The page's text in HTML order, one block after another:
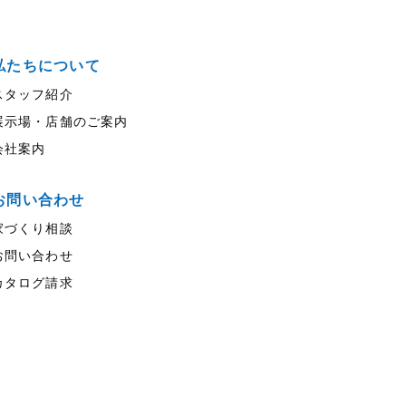
たちについて
タッフ紹介
示場・店舗のご案内
社案内
問い合わせ
づくり相談
問い合わせ
タログ請求